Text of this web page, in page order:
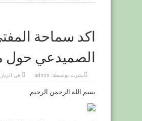
اكد سماحة
الصميدعي حول
نشرت بواسطة: admin في
بسم الله الرحمن الرحيم